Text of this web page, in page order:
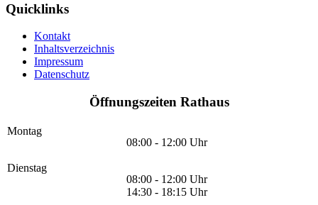
Quicklinks
Kontakt
Inhaltsverzeichnis
Impressum
Datenschutz
Öffnungszeiten Rathaus
Montag
08:00 - 12:00 Uhr
Dienstag
08:00 - 12:00 Uhr
14:30 - 18:15 Uhr